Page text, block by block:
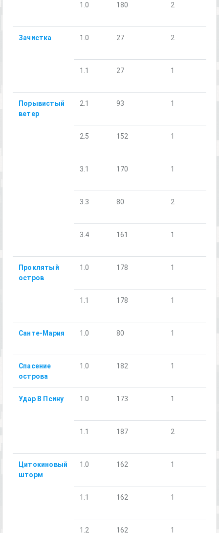
1.0 180 2
Зачистка 1.0 27 2
1.1 27 1
Порывистый
ветер
2.1 93 1
2.5 152 1
3.1 170 1
3.3 80 2
3.4 161 1
Проклятый
остров
1.0 178 1
1.1 178 1
Санте-Мария 1.0 80 1
Спасение
острова
1.0 182 1
Удар В Псину 1.0 173 1
1.1 187 2
Цитокиновый
шторм
1.0 162 1
1.1 162 1
1.2 162 1